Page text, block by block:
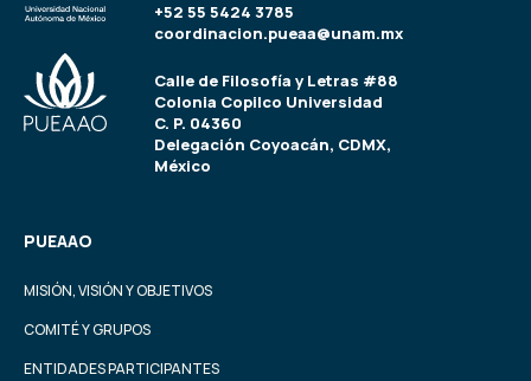
+52 55 5424 3785
coordinacion.pueaa@unam.mx
Calle de Filosofía y Letras #88
Colonia Copilco Universidad
C. P. 04360
Delegación Coyoacán, CDMX,
México
PUEAAO
MISIÓN, VISIÓN Y OBJETIVOS
COMITÉ Y GRUPOS
ENTIDADES PARTICIPANTES